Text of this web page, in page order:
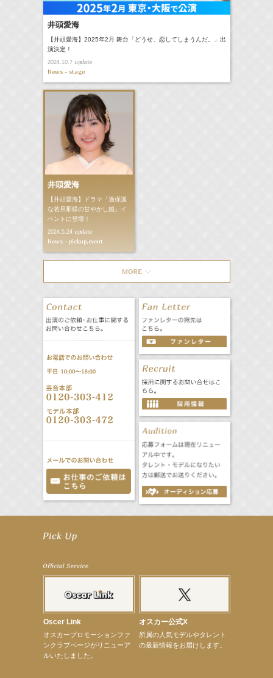
井頭愛海
【井頭愛海】2025年2月 舞台「どうせ、恋してしまうんだ。」出
演決定！
2024.10.7update
News - stage
井頭愛海
【井頭愛海】ドラマ「過保護
な若旦那様の甘やかし婚」イ
ベントに登壇！
2024.5.24update
News - pickup,event
【武井咲】ENFÖLD 2026 PF/FW archetypeに登場！
【elfin’】8月16日（日）「全世界」発売記念イベント決定！
【elfin’】7thシングル『全世界』がFM TANABEでO.A.決定♪
【昆虫ハンター牧田習】宝塚市立手塚治虫記念館トークショー＆宝塚文化芸術センター昆虫展示イ
ショーゲスト出演！
【定本楓馬】WEB DIGVII 連載企画『東京23時』に登場！
【髙橋ひかる】7月雑誌掲載情報
【elfin’】7thシングル『全世界』がFMふくろうでパワープレイO.A.決定
Oscer Link
オスカープロモーションファ
ンクラブページがリニューア
ルいたしました。
オスカー公式X
所属の人気モデルやタレント
の最新情報をお届けします。